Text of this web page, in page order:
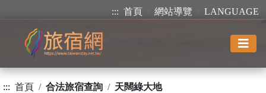
::: 首頁 網站導覽 LANGUAGE
::: 首頁 合法旅宿查詢 天闊綠大地